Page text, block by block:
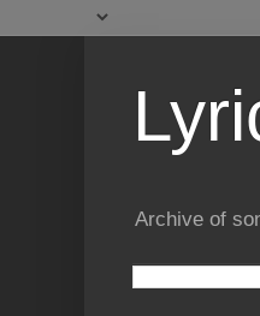
Archive of